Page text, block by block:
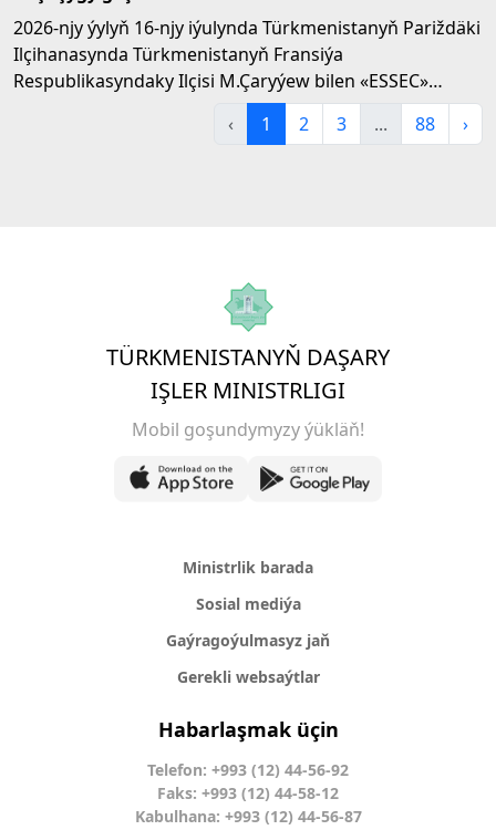
2026-njy ýylyň 16-njy iýulynda Türkmenistanyň Pariždäki
Ilçihanasynda Türkmenistanyň Fransiýa
Respublikasyndaky Ilçisi M.Çaryýew bilen «ESSEC»
‹ 1 2 3 ... 88 ›
TÜRKMENISTANYŇ DAŞARY
IŞLER MINISTRLIGI
Mobil goşundymyzy ýükläň!
Ministrlik barada
Sosial mediýa
Gaýragoýulmasyz jaň
Gerekli websaýtlar
Habarlaşmak üçin
Telefon: +993 (12) 44-56-92
Faks: +993 (12) 44-58-12
Kabulhana: +993 (12) 44-56-87